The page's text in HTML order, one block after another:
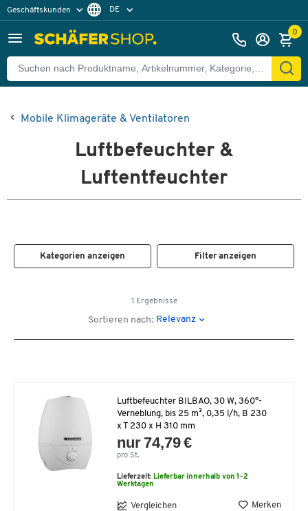
Geschäftskunden DE
0
Mobile Klimageräte & Ventilatoren
Luftbefeuchter &
Luftentfeuchter
Kategorien anzeigen Filter anzeigen
1 Ergebnisse
Sortieren nach: Relevanz
Luftbefeuchter BILBAO, 30 W, 360°-
Verneblung, bis 25 m³, 0,35 l/h, B 230
x T 230 x H 310 mm
nur 74,79 €
pro St.
Lieferzeit: Lieferbar innerhalb von 1-2
Werktagen
Vergleichen Merken